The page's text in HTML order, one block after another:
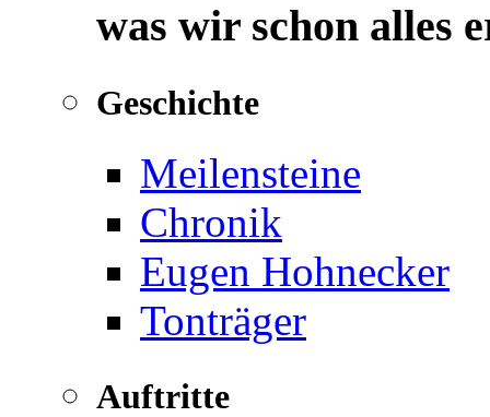
was wir schon alles
Geschichte
Meilensteine
Chronik
Eugen Hohnecker
Tonträger
Auftritte